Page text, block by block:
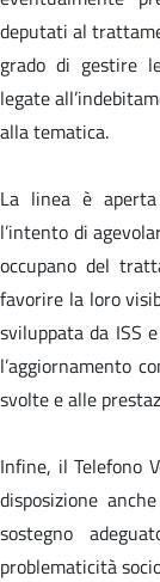
deputati al
grado di gestire
legate
alla tematica.
La linea è
l’intento di
occupano del
favorire la loro
sviluppata da ISS
l’aggiornamento
svolte e alle
Infine, il Telefono
disposizione
sostegno
problematicità